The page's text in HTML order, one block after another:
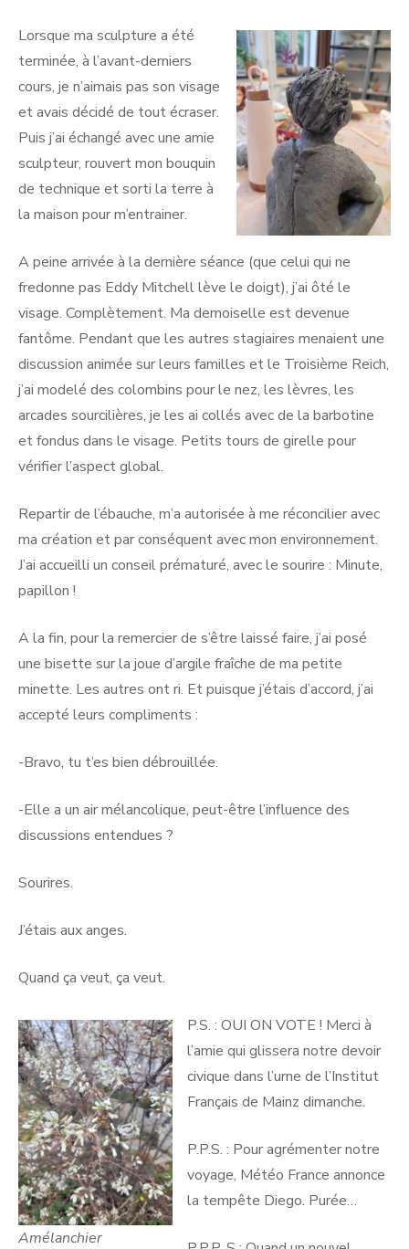
Lorsque ma sculpture a été
terminée, à l’avant-derniers
cours, je n’aimais pas son visage
et avais décidé de tout écraser.
Puis j’ai échangé avec une amie
sculpteur, rouvert mon bouquin
de technique et sorti la terre à
la maison pour m’entrainer.
A peine arrivée à la dernière séance (que celui qui ne
fredonne pas Eddy Mitchell lève le doigt), j’ai ôté le
visage. Complètement. Ma demoiselle est devenue
fantôme. Pendant que les autres stagiaires menaient une
discussion animée sur leurs familles et le Troisième Reich,
j’ai modelé des colombins pour le nez, les lèvres, les
arcades sourcilières, je les ai collés avec de la barbotine
et fondus dans le visage. Petits tours de girelle pour
vérifier l’aspect global.
Repartir de l’ébauche, m’a autorisée à me réconcilier avec
ma création et par conséquent avec mon environnement.
J’ai accueilli un conseil prématuré, avec le sourire : Minute,
papillon !
A la fin, pour la remercier de s’être laissé faire, j’ai posé
une bisette sur la joue d’argile fraîche de ma petite
minette. Les autres ont ri. Et puisque j’étais d’accord, j’ai
accepté leurs compliments :
-Bravo, tu t’es bien débrouillée.
-Elle a un air mélancolique, peut-être l’influence des
discussions entendues ?
Sourires.
J’étais aux anges.
Quand ça veut, ça veut.
Amélanchier
P.S. : OUI ON VOTE ! Merci à
l’amie qui glissera notre devoir
civique dans l’urne de l’Institut
Français de Mainz dimanche.
P.P.S. : Pour agrémenter notre
voyage, Météo France annonce
la tempête Diego. Purée…